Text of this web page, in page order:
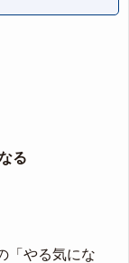
る
「やる気にな